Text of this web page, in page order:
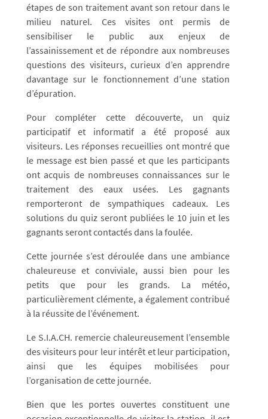
étapes de son traitement avant son retour dans le
milieu naturel. Ces visites ont permis de
sensibiliser le public aux enjeux de
l’assainissement et de répondre aux nombreuses
questions des visiteurs, curieux d’en apprendre
davantage sur le fonctionnement d’une station
d’épuration.
Pour compléter cette découverte, un quiz
participatif et informatif a été proposé aux
visiteurs. Les réponses recueillies ont montré que
le message est bien passé et que les participants
ont acquis de nombreuses connaissances sur le
traitement des eaux usées. Les gagnants
remporteront de sympathiques cadeaux. Les
solutions du quiz seront publiées le 10 juin et les
gagnants seront contactés dans la foulée.
Cette journée s’est déroulée dans une ambiance
chaleureuse et conviviale, aussi bien pour les
petits que pour les grands. La météo,
particulièrement clémente, a également contribué
à la réussite de l’événement.
Le S.I.A.CH. remercie chaleureusement l’ensemble
des visiteurs pour leur intérêt et leur participation,
ainsi que les équipes mobilisées pour
l’organisation de cette journée.
Bien que les portes ouvertes constituent une